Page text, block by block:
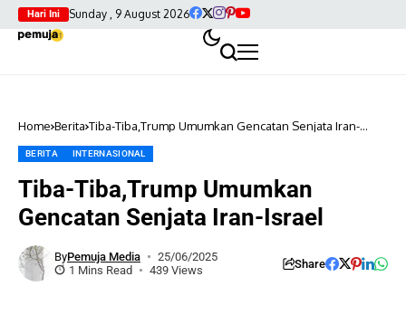
Hari Ini Sunday , 9 August 2026
Home Berita Tiba-Tiba,Trump Umumkan Gencatan Senjata Iran-
BERITA INTERNASIONAL
Tiba-Tiba,Trump Umumkan
Gencatan Senjata Iran-Israel
ByPemuja Media
25/06/2025
1 Mins Read
439 Views Share